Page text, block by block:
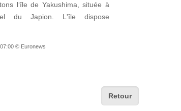
l‘île de Yakushima, située à
du Japion. L'île dispose
© Euronews
Retour